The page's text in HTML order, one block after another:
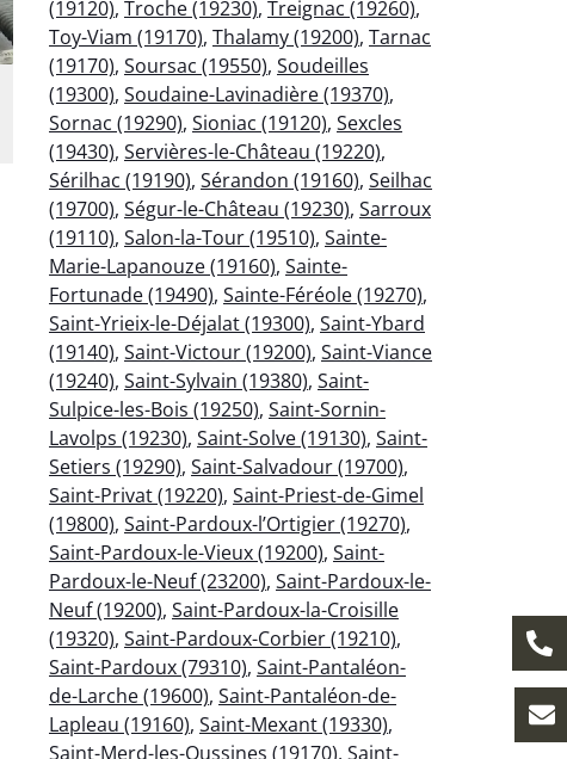
(19120), Troche (19230), Treignac (19260),
Toy-Viam (19170), Thalamy (19200), Tarnac
(19170), Soursac (19550), Soudeilles
(19300), Soudaine-Lavinadière (19370),
Sornac (19290), Sioniac (19120), Sexcles
(19430), Servières-le-Château (19220),
Sérilhac (19190), Sérandon (19160), Seilhac
(19700), Ségur-le-Château (19230), Sarroux
(19110), Salon-la-Tour (19510), Sainte-
Marie-Lapanouze (19160), Sainte-
Fortunade (19490), Sainte-Féréole (19270),
Saint-Yrieix-le-Déjalat (19300), Saint-Ybard
(19140), Saint-Victour (19200), Saint-Viance
(19240), Saint-Sylvain (19380), Saint-
Sulpice-les-Bois (19250), Saint-Sornin-
Lavolps (19230), Saint-Solve (19130), Saint-
Setiers (19290), Saint-Salvadour (19700),
Saint-Privat (19220), Saint-Priest-de-Gimel
(19800), Saint-Pardoux-l’Ortigier (19270),
Saint-Pardoux-le-Vieux (19200), Saint-
Pardoux-le-Neuf (23200), Saint-Pardoux-le-
Neuf (19200), Saint-Pardoux-la-Croisille
(19320), Saint-Pardoux-Corbier (19210),
Saint-Pardoux (79310), Saint-Pantaléon-
de-Larche (19600), Saint-Pantaléon-de-
Lapleau (19160), Saint-Mexant (19330),
Saint-Merd-les-Oussines (19170), Saint-